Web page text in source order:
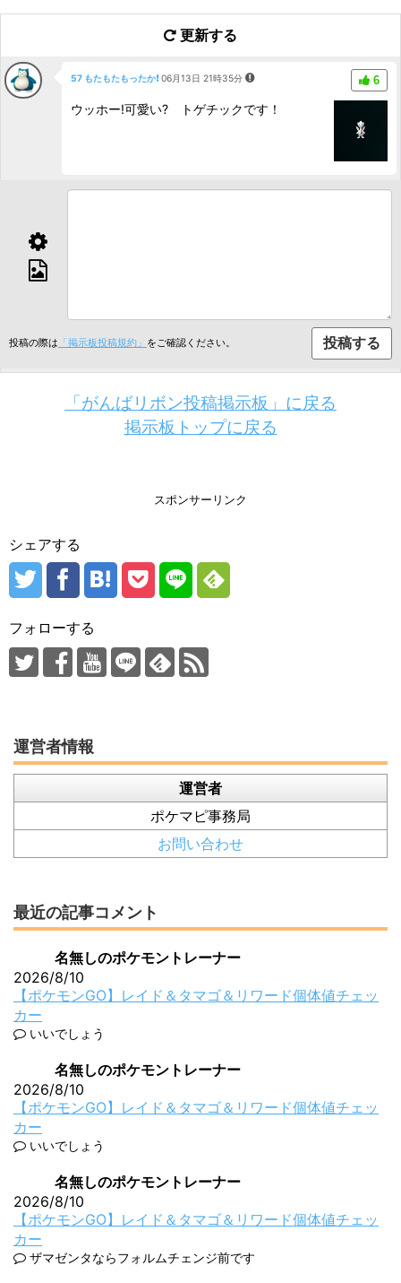
更新する
57 もたもたもったか❗️06月13日 21時35分 6
ウッホー!可愛い? トゲチックです！
投稿の際は 「掲示板投稿規約」 をご確認ください。
「がんばリボン投稿掲示板」に戻る
掲示板トップに戻る
スポンサーリンク
シェアする
フォローする
運営者情報
運営者
ポケマピ事務局
お問い合わせ
最近の記事コメント
名無しのポケモントレーナー
2026/8/10
【ポケモンGO】レイド＆タマゴ＆リワード個体値チェッ
カー
いいでしょう
名無しのポケモントレーナー
2026/8/10
【ポケモンGO】レイド＆タマゴ＆リワード個体値チェッ
カー
いいでしょう
名無しのポケモントレーナー
2026/8/10
【ポケモンGO】レイド＆タマゴ＆リワード個体値チェッ
カー
ザマゼンタならフォルムチェンジ前です